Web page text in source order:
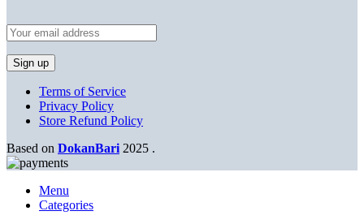
Terms of Service
Privacy Policy
Store Refund Policy
Based on DokanBari 2025 .
Menu
Categories